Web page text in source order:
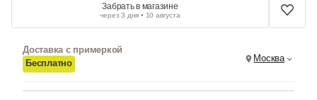
Забрать в магазине
через 3 дня • 10 августа
Доставка с примеркой
Бесплатно
Москва